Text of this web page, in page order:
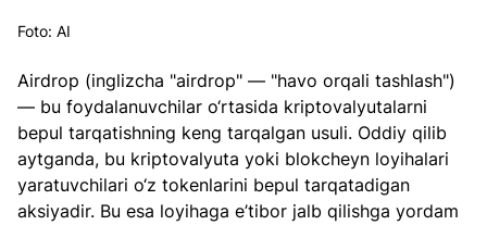
Foto: AI
Airdrop (inglizcha "airdrop" — "havo orqali tashlash")
— bu foydalanuvchilar o‘rtasida kriptovalyutalarni
bepul tarqatishning keng tarqalgan usuli. Oddiy qilib
aytganda, bu kriptovalyuta yoki blokcheyn loyihalari
yaratuvchilari o‘z tokenlarini bepul tarqatadigan
aksiyadir. Bu esa loyihaga e’tibor jalb qilishga yordam